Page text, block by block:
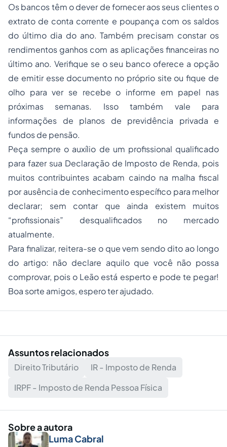
Os bancos têm o dever de fornecer aos seus clientes o
extrato de conta corrente e poupança com os saldos
do último dia do ano. Também precisam constar os
rendimentos ganhos com as aplicações financeiras no
último ano. Verifique se o seu banco oferece a opção
de emitir esse documento no próprio site ou fique de
olho para ver se recebe o informe em papel nas
próximas semanas. Isso também vale para
informações de planos de previdência privada e
fundos de pensão.
Peça sempre o auxílio de um profissional qualificado
para fazer sua Declaração de Imposto de Renda, pois
muitos contribuintes acabam caindo na malha fiscal
por ausência de conhecimento específico para melhor
declarar; sem contar que ainda existem muitos
“profissionais” desqualificados no mercado
atualmente.
Para finalizar, reitera-se o que vem sendo dito ao longo
do artigo: não declare aquilo que você não possa
comprovar, pois o Leão está esperto e pode te pegar!
Boa sorte amigos, espero ter ajudado.
Assuntos relacionados
Direito Tributário
IR - Imposto de Renda
IRPF - Imposto de Renda Pessoa Física
Sobre a autora
Luma Cabral